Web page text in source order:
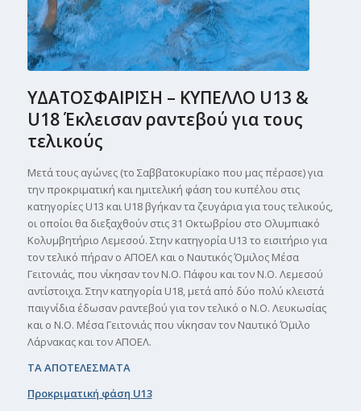
ΥΔΑΤΟΣΦΑΙΡΙΣΗ – ΚΥΠΕΛΛΟ U13 &
U18 Έκλεισαν ραντεβού για τους
τελικούς
Μετά τους αγώνες (το Σαββατοκυρίακο που μας πέρασε) για
την προκριματική και ημιτελική φάση του κυπέλου στις
κατηγορίες U13 και U18 βγήκαν τα ζευγάρια για τους τελικούς,
οι οποίοι θα διεξαχθούν στις 31 Οκτωβρίου στο Ολυμπιακό
Κολυμβητήριο Λεμεσού. Στην κατηγορία U13 το εισιτήριο για
τον τελικό πήραν ο ΑΠΟΕΛ και ο Ναυτικός Όμιλος Μέσα
Γειτονιάς, που νίκησαν τον Ν.Ο. Πάφου και τον Ν.Ο. Λεμεσού
αντίστοιχα. Στην κατηγορία U18, μετά από δύο πολύ κλειστά
παιγνίδια έδωσαν ραντεβού για τον τελικό ο Ν.Ο. Λευκωσίας
και ο Ν.Ο. Μέσα Γειτονιάς που νίκησαν τον Ναυτικό Όμιλο
Λάρνακας και τον ΑΠΟΕΛ.
ΤΑ ΑΠΟΤΕΛΕΣΜΑΤΑ
Προκριματική φάση U13